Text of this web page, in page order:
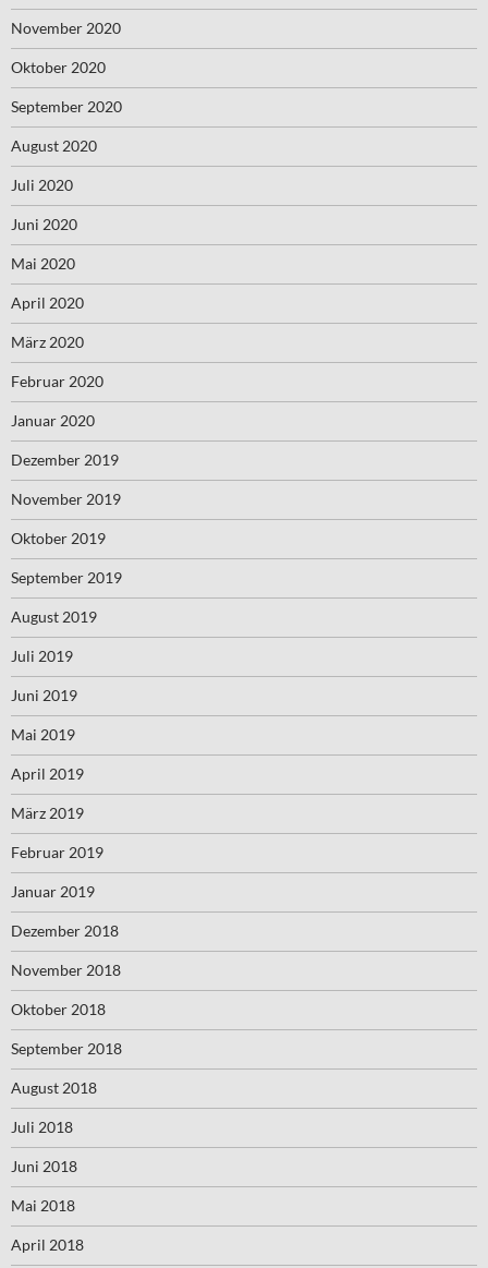
November 2020
Oktober 2020
September 2020
August 2020
Juli 2020
Juni 2020
Mai 2020
April 2020
März 2020
Februar 2020
Januar 2020
Dezember 2019
November 2019
Oktober 2019
September 2019
August 2019
Juli 2019
Juni 2019
Mai 2019
April 2019
März 2019
Februar 2019
Januar 2019
Dezember 2018
November 2018
Oktober 2018
September 2018
August 2018
Juli 2018
Juni 2018
Mai 2018
April 2018